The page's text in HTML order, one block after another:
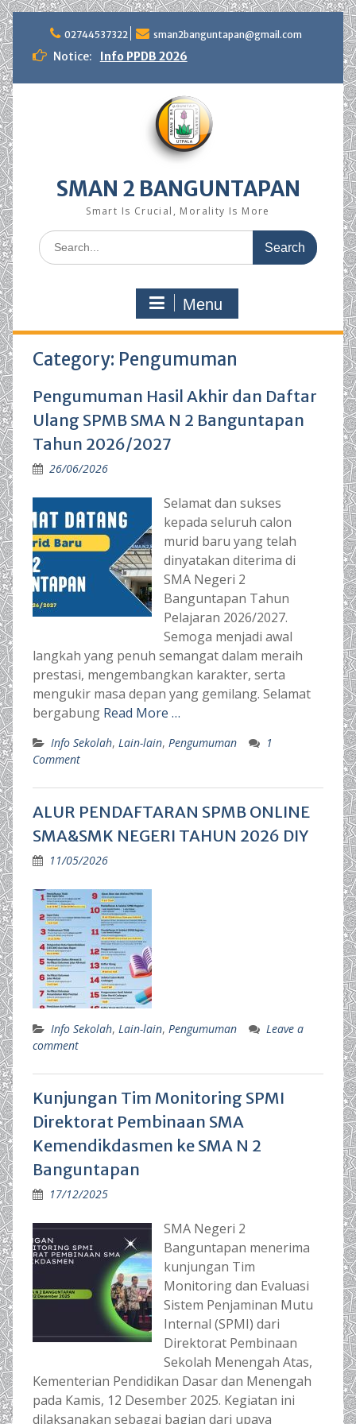
content
02744537322 sman2banguntapan@gmail.com
Notice: Info PPDB 2026
SMAN 2 BANGUNTAPAN
Smart Is Crucial, Morality Is More
Search
for:
Menu
Category: Pengumuman
Pengumuman Hasil Akhir dan Daftar
Ulang SPMB SMA N 2 Banguntapan
Tahun 2026/2027
26/06/2026
Selamat dan sukses
kepada seluruh calon
murid baru yang telah
dinyatakan diterima di
SMA Negeri 2
Banguntapan Tahun
Pelajaran 2026/2027.
Semoga menjadi awal
langkah yang penuh semangat dalam meraih
prestasi, mengembangkan karakter, serta
mengukir masa depan yang gemilang. Selamat
bergabung Read More …
Info Sekolah, Lain-lain, Pengumuman
1
Comment
ALUR PENDAFTARAN SPMB ONLINE
SMA&SMK NEGERI TAHUN 2026 DIY
11/05/2026
Info Sekolah, Lain-lain, Pengumuman
Leave a
comment
Kunjungan Tim Monitoring SPMI
Direktorat Pembinaan SMA
Kemendikdasmen ke SMA N 2
Banguntapan
17/12/2025
SMA Negeri 2
Banguntapan menerima
kunjungan Tim
Monitoring dan Evaluasi
Sistem Penjaminan Mutu
Internal (SPMI) dari
Direktorat Pembinaan
Sekolah Menengah Atas,
Kementerian Pendidikan Dasar dan Menengah
pada Kamis, 12 Desember 2025. Kegiatan ini
dilaksanakan sebagai bagian dari upaya